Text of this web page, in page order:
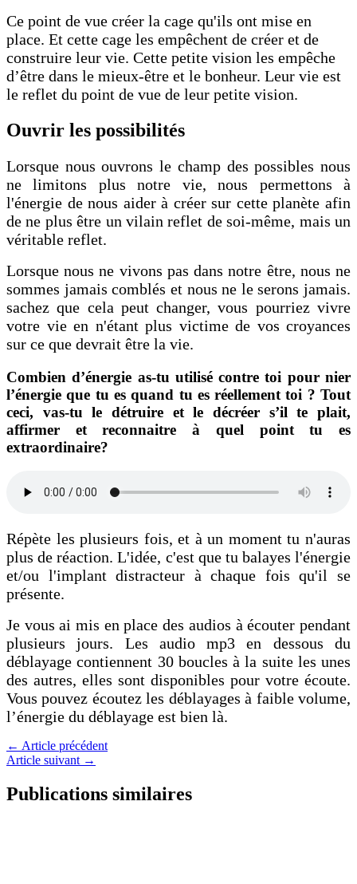
Ce point de vue créer la cage qu'ils ont mise en
place. Et cette cage les empêchent de créer et de
construire leur vie. Cette petite vision les empêche
d’être dans le mieux-être et le bonheur. Leur vie est
le reflet du point de vue de leur petite vision.
Ouvrir les possibilités
Lorsque nous ouvrons le champ des possibles nous
ne limitons plus notre vie, nous permettons à
l'énergie de nous aider à créer sur cette planète afin
de ne plus être un vilain reflet de soi-même, mais un
véritable reflet.
Lorsque nous ne vivons pas dans notre être, nous ne
sommes jamais comblés et nous ne le serons jamais.
sachez que cela peut changer, vous pourriez vivre
votre vie en n'étant plus victime de vos croyances
sur ce que devrait être la vie.
Combien d’énergie as-tu utilisé contre toi pour nier
l’énergie que tu es quand tu es réellement toi ? Tout
ceci, vas-tu le détruire et le décréer s’il te plait,
affirmer et reconnaitre à quel point tu es
extraordinaire?
Répète les plusieurs fois, et à un moment tu n'auras
plus de réaction. L'idée, c'est que tu balayes l'énergie
et/ou l'implant distracteur à chaque fois qu'il se
présente.
Je vous ai mis en place des audios à écouter pendant
plusieurs jours. Les audio mp3 en dessous du
déblayage contiennent 30 boucles à la suite les unes
des autres, elles sont disponibles pour votre écoute.
Vous pouvez écoutez les déblayages à faible volume,
l’énergie du déblayage est bien là.
← Article précédent
Article suivant →
Publications similaires